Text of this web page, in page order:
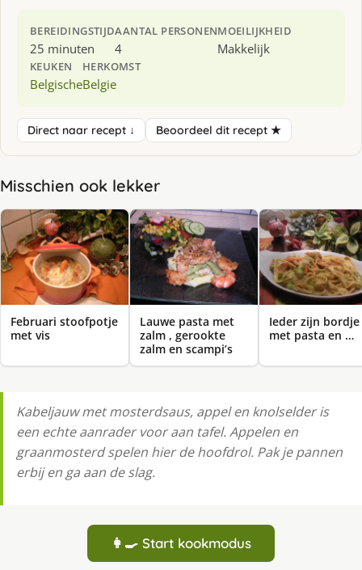
BEREIDINGSTIJD
25 minuten
AANTAL PERSONEN
4
MOEILIJKHEID
Makkelijk
KEUKEN
Belgische
HERKOMST
Belgie
Direct naar recept ↓ Beoordeel dit recept ★
Misschien ook lekker
Februari stoofpotje
met vis
Lauwe pasta met
zalm , gerookte
zalm en scampi’s
Ieder zijn bordje
met pasta en …
Kabeljauw met mosterdsaus, appel en knolselder is
een echte aanrader voor aan tafel. Appelen en
graanmosterd spelen hier de hoofdrol. Pak je pannen
erbij en ga aan de slag.
👩‍🍳 Start kookmodus